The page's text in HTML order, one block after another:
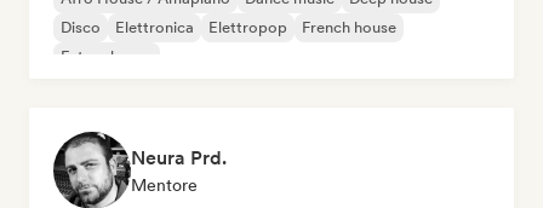
Disco
Elettronica Elettropop
French house
Future house
Neura Prd.
Mentore